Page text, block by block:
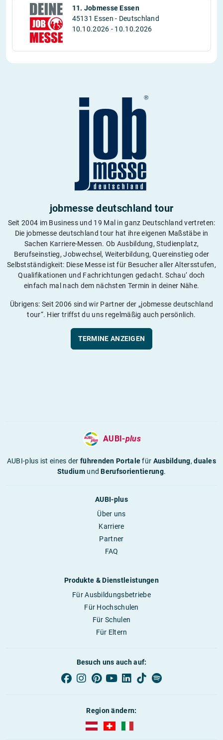
11. Jobmesse Essen
45131 Essen - Deutschland
10.10.2026 - 10.10.2026
jobmesse deutschland tour
Seit 2004 im Business und 19 Mal in ganz Deutschland vertreten:
Die jobmesse deutschland tour hat ihre eigenen Maßstäbe in
Sachen Karriere-Messen. Ob Ausbildung, Studienplatz,
Berufseinstieg, Jobwechsel, Weiterbildung, Quereinstieg oder
Selbstständigkeit: Diese Messe ist für Besucher aller Altersstufen,
Qualifikationen und Fachrichtungen gedacht. Schau‘ doch
einfach mal nach dem nächsten Termin in deiner Nähe.
Übrigens: Seit 2006 sind wir Partner der „jobmesse deutschland
tour“. Hier triffst du uns regelmäßig auch persönlich.
TERMINE ANZEIGEN
AUBI-plus
AUBI-plus ist eines derführenden Portalefür Ausbildung,duales
StudiumundBerufsorientierung.
AUBI-plus
Über uns
Karriere
Partner
FAQ
Produkte & Dienstleistungen
Für Ausbildungsbetriebe
Für Hochschulen
Für Schulen
Für Eltern
Besuch uns auch auf:
Region ändern:
AUBI-plus Österreich (deutsch)